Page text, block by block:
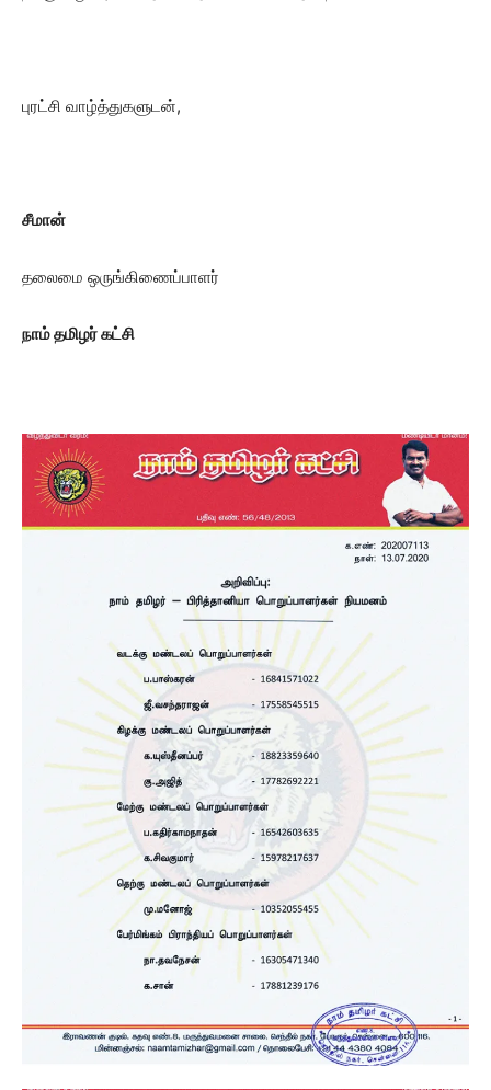
புரட்சி வாழ்த்துகளுடன்,
சீமான்
தலைமை ஒருங்கிணைப்பாளர்
நாம் தமிழர் கட்சி